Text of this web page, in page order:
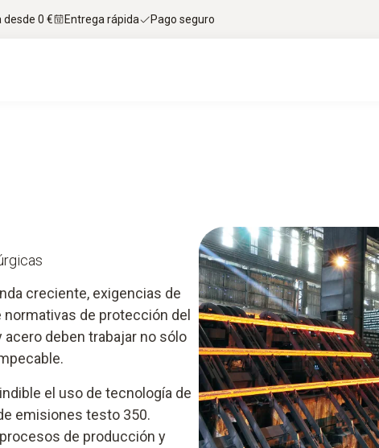
0 € Entrega rápida Pago seguro
creciente, exigencias de
de protección del
deben trabajar no sólo
el uso de tecnología de
emisiones testo 350.
de producción y